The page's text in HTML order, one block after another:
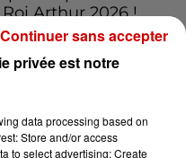
Arthur 2026 !
entrées pour le
Automobile au
privée est notre
data processing based on
Store and/or access
to select advertising; Create
Continuer sans accepter